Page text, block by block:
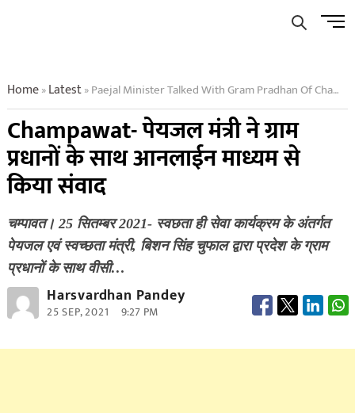
Menu
Home»Latest»Paejal Minister Talked With Gram Pradhan Of Champawat
Champawat- पेयजल मंत्री ने ग्राम
प्रधानों के साथ आनलाईन माध्यम से
किया संवाद
चम्पावत। 25 सितम्बर 2021- स्वछता ही सेवा कार्यक्रम के अंतर्गत
पेयजल एवं स्वच्छता मंत्री, बिशन सिंह चुफाल द्वारा प्रदेश के ग्राम
प्रधानों के साथ वीसी…
Harsvardhan Pandey
25 SEP, 2021 9:27 PM